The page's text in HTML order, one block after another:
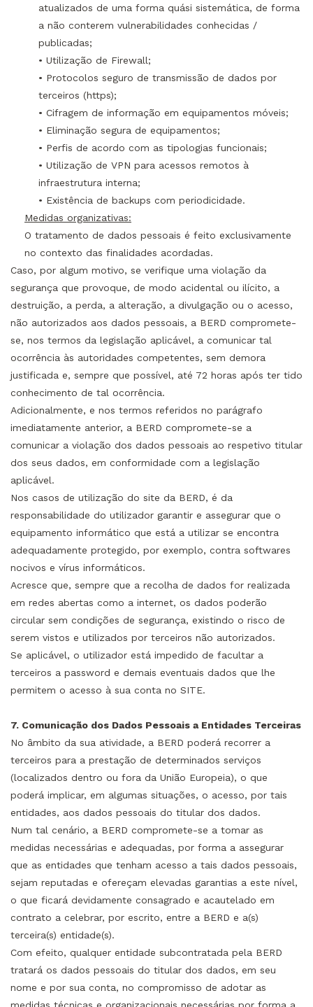
atualizados de uma forma quási sistemática, de forma
a não conterem vulnerabilidades conhecidas /
publicadas;
• Utilização de Firewall;
• Protocolos seguro de transmissão de dados por
terceiros (https);
• Cifragem de informação em equipamentos móveis;
• Eliminação segura de equipamentos;
• Perfis de acordo com as tipologias funcionais;
• Utilização de VPN para acessos remotos à
infraestrutura interna;
• Existência de backups com periodicidade.
Medidas organizativas:
O tratamento de dados pessoais é feito exclusivamente
no contexto das finalidades acordadas.
Caso, por algum motivo, se verifique uma violação da
segurança que provoque, de modo acidental ou ilícito, a
destruição, a perda, a alteração, a divulgação ou o acesso,
não autorizados aos dados pessoais, a BERD compromete-
se, nos termos da legislação aplicável, a comunicar tal
ocorrência às autoridades competentes, sem demora
justificada e, sempre que possível, até 72 horas após ter tido
conhecimento de tal ocorrência.
Adicionalmente, e nos termos referidos no parágrafo
imediatamente anterior, a BERD compromete-se a
comunicar a violação dos dados pessoais ao respetivo titular
dos seus dados, em conformidade com a legislação
aplicável.
Nos casos de utilização do site da BERD, é da
responsabilidade do utilizador garantir e assegurar que o
equipamento informático que está a utilizar se encontra
adequadamente protegido, por exemplo, contra softwares
nocivos e vírus informáticos.
Acresce que, sempre que a recolha de dados for realizada
em redes abertas como a internet, os dados poderão
circular sem condições de segurança, existindo o risco de
serem vistos e utilizados por terceiros não autorizados.
Se aplicável, o utilizador está impedido de facultar a
terceiros a password e demais eventuais dados que lhe
permitem o acesso à sua conta no SITE.
7. Comunicação dos Dados Pessoais a Entidades Terceiras
No âmbito da sua atividade, a BERD poderá recorrer a
terceiros para a prestação de determinados serviços
(localizados dentro ou fora da União Europeia), o que
poderá implicar, em algumas situações, o acesso, por tais
entidades, aos dados pessoais do titular dos dados.
Num tal cenário, a BERD compromete-se a tomar as
medidas necessárias e adequadas, por forma a assegurar
que as entidades que tenham acesso a tais dados pessoais,
sejam reputadas e ofereçam elevadas garantias a este nível,
o que ficará devidamente consagrado e acautelado em
contrato a celebrar, por escrito, entre a BERD e a(s)
terceira(s) entidade(s).
Com efeito, qualquer entidade subcontratada pela BERD
tratará os dados pessoais do titular dos dados, em seu
nome e por sua conta, no compromisso de adotar as